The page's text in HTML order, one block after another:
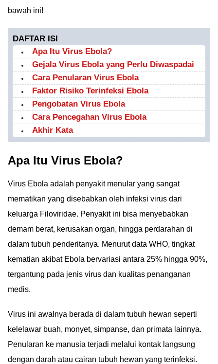
bawah ini!
DAFTAR ISI
Apa Itu Virus Ebola?
Gejala Virus Ebola yang Perlu Diwaspadai
Cara Penularan Virus Ebola
Faktor Risiko Terinfeksi Ebola
Pengobatan Virus Ebola
Cara Pencegahan Virus Ebola
Akhir Kata
Apa Itu Virus Ebola?
Virus Ebola adalah penyakit menular yang sangat
mematikan yang disebabkan oleh infeksi virus dari
keluarga Filoviridae. Penyakit ini bisa menyebabkan
demam berat, kerusakan organ, hingga perdarahan di
dalam tubuh penderitanya. Menurut data WHO, tingkat
kematian akibat Ebola bervariasi antara 25% hingga 90%,
tergantung pada jenis virus dan kualitas penanganan
medis.
Virus ini awalnya berada di dalam tubuh hewan seperti
kelelawar buah, monyet, simpanse, dan primata lainnya.
Penularan ke manusia terjadi melalui kontak langsung
dengan darah atau cairan tubuh hewan yang terinfeksi.